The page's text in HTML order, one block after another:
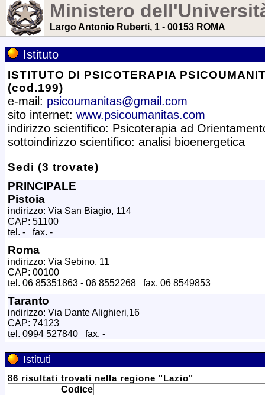
Ministero
Largo Antonio Ruberti, 1 - 00153 ROMA
Istituto
ISTITUTO DI PSICOTERAPIA
(cod.199)
e-mail: psicoumanitas@gmail.com
sito internet: www.psicoumanitas.com
indirizzo scientifico: Psicoterapia ad
sottoindirizzo scientifico: analisi bioenergetica
Sedi (3 trovate)
PRINCIPALE
Pistoia
indirizzo: Via San Biagio, 114
CAP: 51100
tel. - fax. -
Roma
indirizzo: Via Sebino, 11
CAP: 00100
tel. 06 85351863 - 06 8552268 fax. 06 8549853
Taranto
indirizzo: Via Dante Alighieri,16
CAP: 74123
tel. 0994 527840 fax. -
Istituti
86 risultati trovati nella regione "Lazio"
Codice